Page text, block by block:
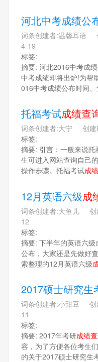
河北中考成绩公
词条创建者:温馨耳语
4-19
标签:
摘要: 河北2016中考成
中考成绩即将出炉!为帮
016中考成绩公布时间
托福考试成绩查
词条创建者:大宁 创建
标签:
摘要: 引言：一般来说
生可进入网站查询自己
操作步骤。托福考试成
12月英语六级成
词条创建者:大鱼儿 创
12
标签:
摘要: 下半年的英语六
公布，大家还是先做好
索整理的12月英语六级
2017硕士研究生
词条创建者:小甜豆 创
11
标签:
摘要: 2017年考研成绩
容，为了方便各位考生
的关于2017硕士研究生